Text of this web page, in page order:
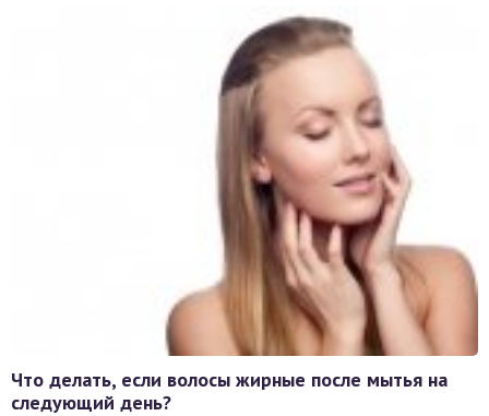
Что делать, если волосы жирные после мытья на
следующий день?